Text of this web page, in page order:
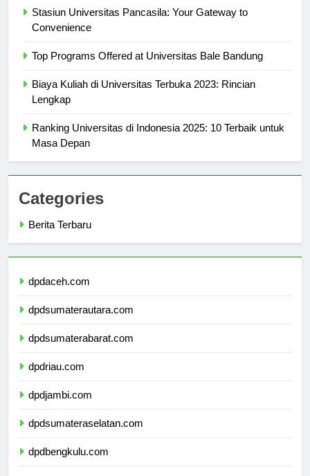
Stasiun Universitas Pancasila: Your Gateway to
Biaya Kuliah di Universitas Terbuka 2023: Rincian
Ranking Universitas di Indonesia 2025: 10 Terbaik untuk
Categories